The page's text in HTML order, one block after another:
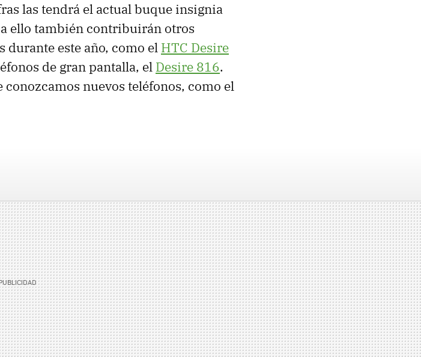
las tendrá el actual buque insignia
ello también contribuirán otros
durante este año, como el HTC Desire
de gran pantalla, el Desire 816.
conozcamos nuevos teléfonos, como el